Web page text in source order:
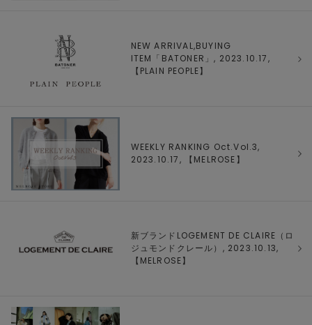
NEW ARRIVAL,BUYING
ITEM「BATONER」, 2023.10.17,
【 PLAIN PEOPLE】
WEEKLY RANKING Oct.Vol.3,
2023.10.17, 【 MELROSE 】
新ブランドLOGEMENT DE CLAIRE（ロ
ジュモンドクレール）, 2023.10.13,
【 MELROSE】